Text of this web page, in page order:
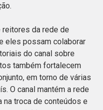
reitores da rede de
eles possam colaborar
do canal sobre
também fortalecem
em torno de várias
O canal mantém a rede
troca de conteúdos e